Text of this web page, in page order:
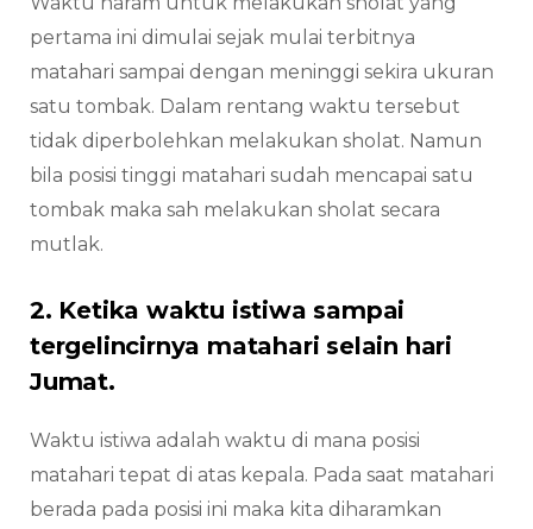
pertama ini dimulai sejak mulai terbitnya
matahari sampai dengan meninggi sekira ukuran
satu tombak. Dalam rentang waktu tersebut
tidak diperbolehkan melakukan sholat. Namun
bila posisi tinggi matahari sudah mencapai satu
tombak maka sah melakukan sholat secara
mutlak.
2. Ketika waktu istiwa sampai
tergelincirnya matahari selain hari
Jumat.
Waktu istiwa adalah waktu di mana posisi
matahari tepat di atas kepala. Pada saat matahari
berada pada posisi ini maka kita diharamkan